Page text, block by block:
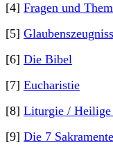
[4] Fragen und
[5]
[6] Die Bibel
[7] Eucharistie
[8] Liturgie / Heilige
[9] Die 7